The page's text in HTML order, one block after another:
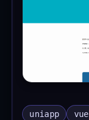
uniapp vue